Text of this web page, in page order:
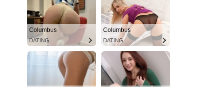
Columbus
DATING
Columbus
DATING